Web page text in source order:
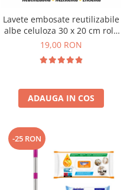
Lavete embosate reutilizabile
albe celuloza 30 x 20 cm rola
50 bucati
19,00 RON
ADAUGA IN COS
-25 RON